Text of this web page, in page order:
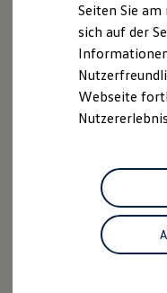
Der California
als Gebraucht- und
Jetzt California
Seiten Sie
sich auf der
Webseite